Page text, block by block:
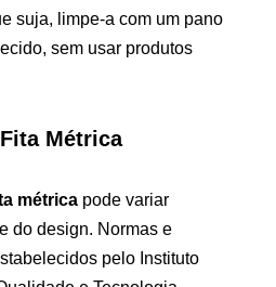
suja, limpe-a com um pano
sem usar produtos
Métrica
métrica pode variar
do design. Normas e
pelo Instituto